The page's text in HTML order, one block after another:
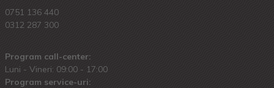
0751 136 440
0312 287 300
Program call-center:
Luni - Vineri: 09:00 - 17:00
Program service-uri: